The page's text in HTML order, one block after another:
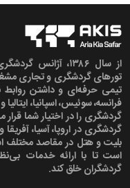
از سال ۱۳۸۶،
تورهای گردشگری و تجاری
تیمی حرفه‌ای و داشتن
فرانسه، سوئیس، اسپانیا،
گردشگری را در اختیار شما
گردشگری در اروپا، آسیا،
بلیت و هتل در مقاصد مختلف
است تا با ارائه خدمات
گردشگران خلق کند.